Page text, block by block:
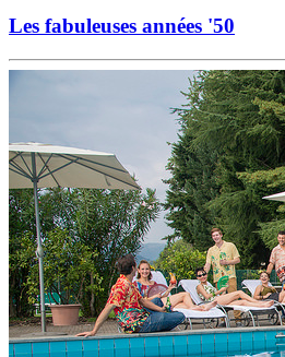
Les fabuleuses années '50